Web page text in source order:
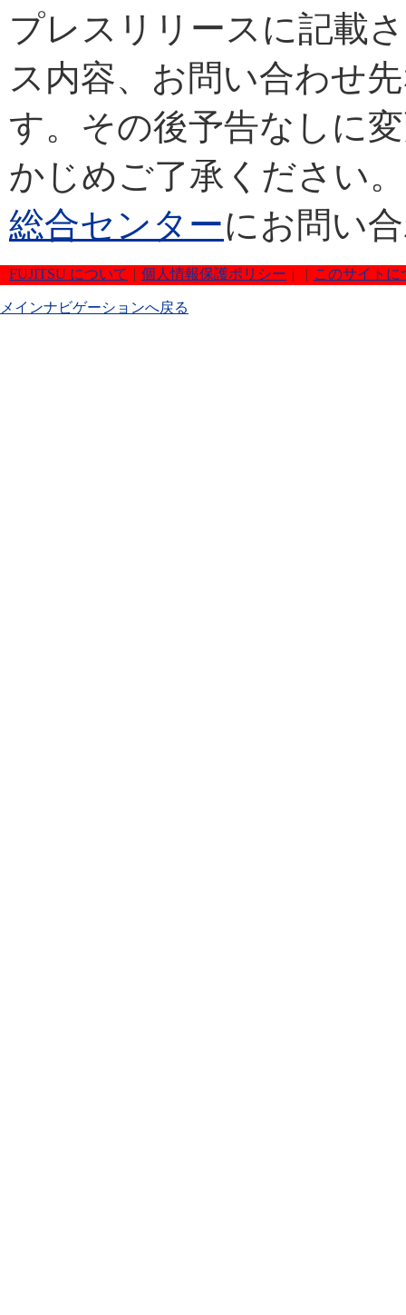
プレスリリースに記載
ス内容、お問い合わせ
す。その後予告なしに
かじめご了承ください
総合センターにお問い
FUJITSU について | 個人情報保護ポリシー | | このサイトに
メインナビゲーションへ戻る